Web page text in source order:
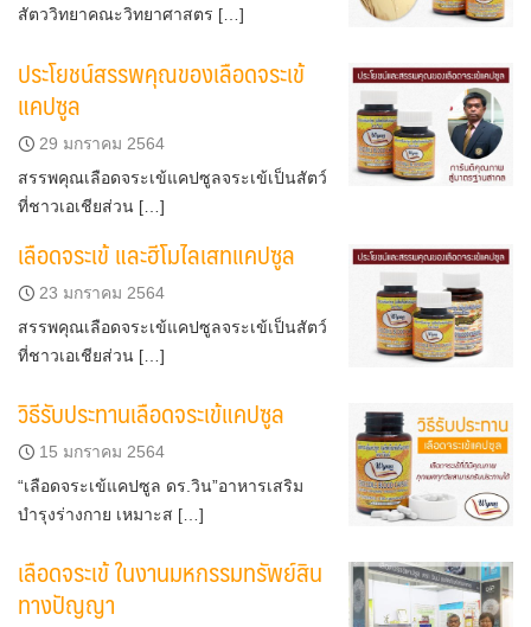
สัตววิทยาคณะวิทยาศาสตร […]
ประโยชน์สรรพคุณของเลือดจระเข้
แคปซูล
29 มกราคม 2564
สรรพคุณเลือดจระเข้แคปซูลจระเข้เป็นสัตว์
ที่ชาวเอเชียส่วน […]
เลือดจระเข้ และฮีโมไลเสทแคปซูล
23 มกราคม 2564
สรรพคุณเลือดจระเข้แคปซูลจระเข้เป็นสัตว์
ที่ชาวเอเชียส่วน […]
วิธีรับประทานเลือดจระเข้แคปซูล
15 มกราคม 2564
“เลือดจระเข้แคปซูล ดร.วิน”อาหารเสริม
บำรุงร่างกาย เหมาะส […]
เลือดจระเข้ ในงานมหกรรมทรัพย์สิน
ทางปัญญา